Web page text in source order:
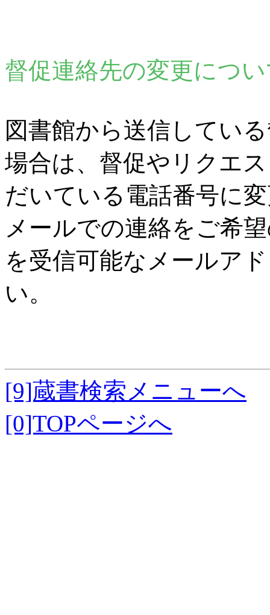
督促連絡先の変更につ
図書館から送信してい
場合は、督促やリクエ
だいている電話番号に
メールでの連絡をご希
を受信可能なメールア
い。
[9]蔵書検索メニューへ
[0]TOPページへ